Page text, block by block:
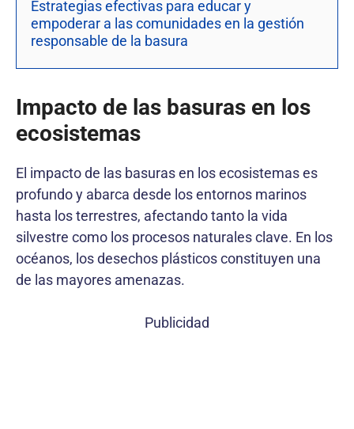
Estrategias efectivas para educar y
empoderar a las comunidades en la gestión
responsable de la basura
Impacto de las basuras en los
ecosistemas
El impacto de las basuras en los ecosistemas es
profundo y abarca desde los entornos marinos
hasta los terrestres, afectando tanto la vida
silvestre como los procesos naturales clave. En los
océanos, los desechos plásticos constituyen una
de las mayores amenazas.
Publicidad